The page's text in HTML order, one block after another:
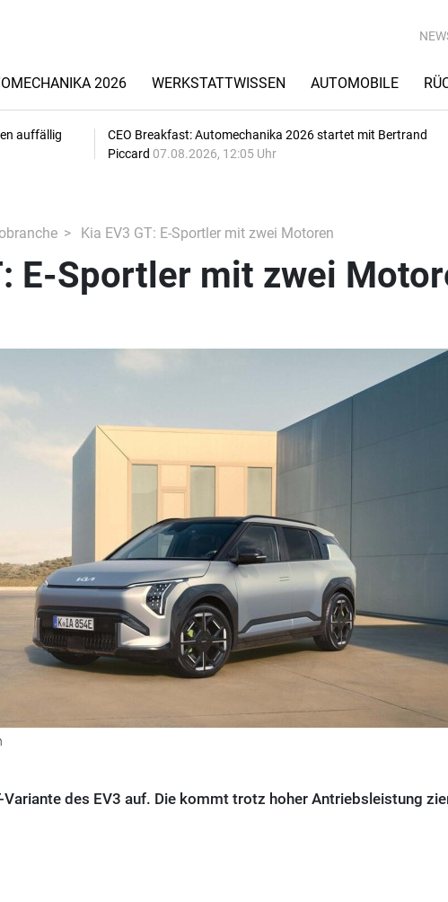
2026 WERKSTATTWISSEN AUTOMOBILE
auffällig
CEO Breakfast: Automechanika 2026 startet mit Bertrand
Piccard 07.08.2026, 12:05 Uhr
Kia EV3 GT: E-Sportler mit zwei Motoren
E-Sportler mit zwei
Variante des EV3 auf. Die kommt trotz hoher Antriebsleistung